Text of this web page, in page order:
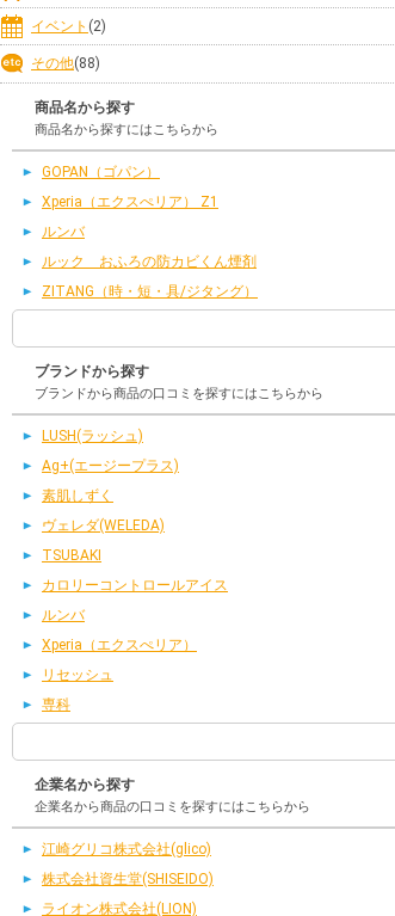
イベント (2)
その他(88)
商品名から探す
商品名から探すにはこちらから
GOPAN（ゴパン）
Xperia（エクスぺリア） Z1
ルンバ
ルック おふろの防カビくん煙剤
ZITANG（時・短・具/ジタング）
ブランドから探す
ブランドから商品の口コミを探すにはこちらから
LUSH(ラッシュ)
Ag+(エージープラス)
素肌しずく
ヴェレダ(WELEDA)
TSUBAKI
カロリーコントロールアイス
ルンバ
Xperia（エクスぺリア）
リセッシュ
専科
企業名から探す
企業名から商品の口コミを探すにはこちらから
江崎グリコ株式会社(glico)
株式会社資生堂(SHISEIDO)
ライオン株式会社(LION)